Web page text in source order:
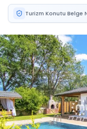
Turizm Konutu Belge